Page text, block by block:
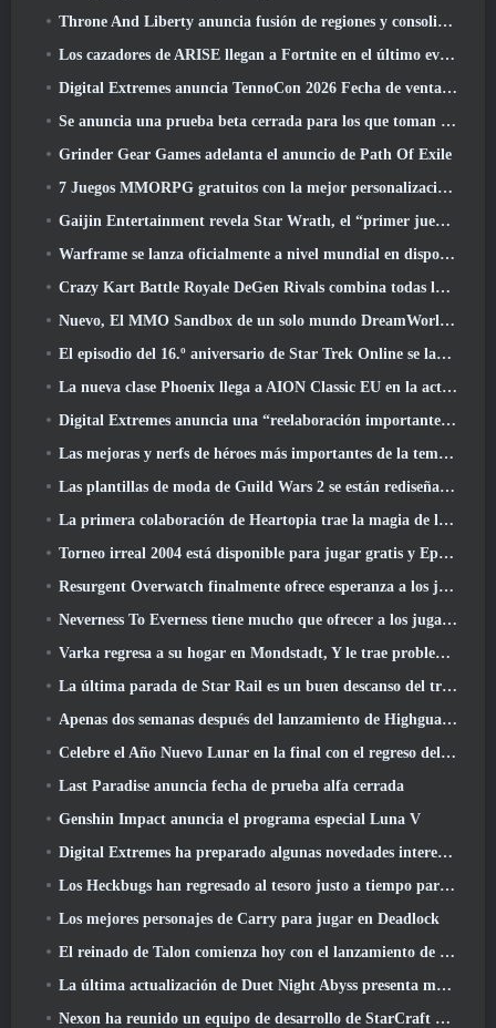
Throne And Liberty anuncia fusión de regiones y consolidación de servidores
Los cazadores de ARISE llegan a Fortnite en el último evento de colaboración
Digital Extremes anuncia TennoCon 2026 Fecha de venta de entradas
Se anuncia una prueba beta cerrada para los que toman tiempo en juegos de disparos en tercera persona
Grinder Gear Games adelanta el anuncio de Path Of Exile
7 Juegos MMORPG gratuitos con la mejor personalización de personajes
Gaijin Entertainment revela Star Wrath, el “primer juego de acción de extracción espacial”
Warframe se lanza oficialmente a nivel mundial en dispositivos Android
Crazy Kart Battle Royale DeGen Rivals combina todas las cosas que probablemente no sabías que querías combinadas
Nuevo, El MMO Sandbox de un solo mundo DreamWorld llegará al acceso anticipado de Steam
El episodio del 16.º aniversario de Star Trek Online se lanza como parte de la actualización "Corrupción"
La nueva clase Phoenix llega a AION Classic EU en la actualización 'Ignite'
Digital Extremes anuncia una “reelaboración importante” del sistema de progresión del jugador de Soulframe
Las mejoras y nerfs de héroes más importantes de la temporada 6.5
Las plantillas de moda de Guild Wars 2 se están rediseñando según los comentarios de los jugadores
La primera colaboración de Heartopia trae la magia de la amistad de My Little Pony
Torneo irreal 2004 está disponible para jugar gratis y Epic no demandará a nadie por ello
Resurgent Overwatch finalmente ofrece esperanza a los jugadores
Neverness To Everness tiene mucho que ofrecer a los jugadores, particularmente divertido
Varka regresa a su hogar en Mondstadt, Y le trae problemas en la actualización Luna V de Genshin Impact
La última parada de Star Rail es un buen descanso del trauma
Apenas dos semanas después del lanzamiento de Highguard, Wildlight Entertainment anuncia despidos
Celebre el Año Nuevo Lunar en la final con el regreso del 'Modo Bank It'
Last Paradise anuncia fecha de prueba alfa cerrada
Genshin Impact anuncia el programa especial Luna V
Digital Extremes ha preparado algunas novedades interesantes para celebrar el Año Nuevo Lunar en Warframe
Los Heckbugs han regresado al tesoro justo a tiempo para la temporada del amor
Los mejores personajes de Carry para jugar en Deadlock
El reinado de Talon comienza hoy con el lanzamiento de la temporada de Overwatch 1: Conquista
La última actualización de Duet Night Abyss presenta monturas
Nexon ha reunido un equipo de desarrollo de StarCraft Shooter según un informe de un medio coreano